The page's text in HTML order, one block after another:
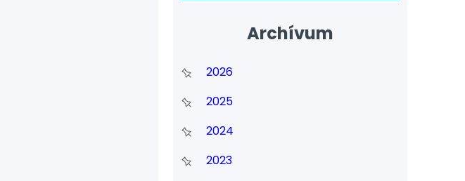
Archívum
2026
2025
2024
2023